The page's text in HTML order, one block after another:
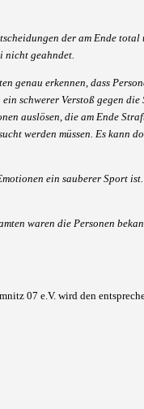
der am Ende total
nicht geahndet.
genau erkennen, dass
schwerer Verstoß gegen
auslösen, die am Ende
werden müssen. Es
ein sauberer Sport
waren die Personen
07 e.V. wird den